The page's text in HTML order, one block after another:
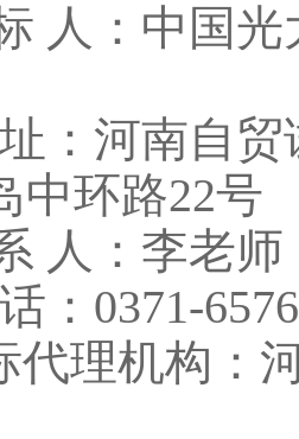
人： 中国光
址：河南自
中环路22号
人：李老师
话 ： 0371-6576
代理机构：